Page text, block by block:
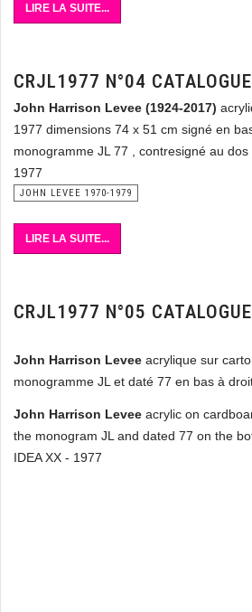
LIRE LA SUITE...
CRJL1977 N°04
John Harrison Levee (1924-2017)
1977 dimensions 74 x 51 cm signé en
monogramme JL 77 , contresigné au
1977
JOHN LEVEE 1970-1979
LIRE LA SUITE...
CRJL1977 N°05
John Harrison Levee acrylique sur
monogramme JL et daté 77 en bas à
John Harrison Levee acrylic on
the monogram JL and dated 77 on the
IDEA XX - 1977